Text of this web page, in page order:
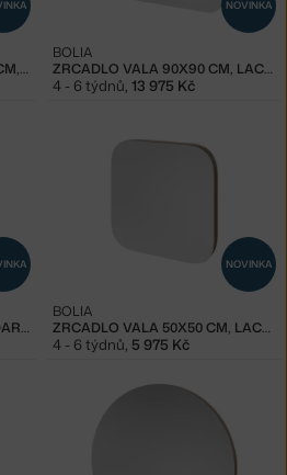
ZRCADLO ELOPE PETITE 88. CM, OILED OAK
NOVINKA
ZRCADLO VALA 90X90 CM, LACQUERED OAK
BOLIA
4 - 6 týdnů 13 975 Kč
ZRCADLO VALA 90X90 CM, DARK OAK
NOVINKA
ZRCADLO VALA 50X50 CM, LACQUERED OAK
BOLIA
4 - 6 týdnů, 5 975 Kč